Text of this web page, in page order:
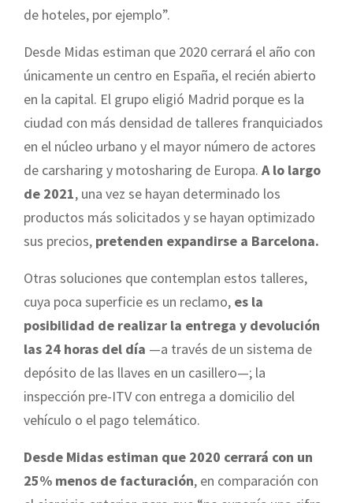
de hoteles, por ejemplo”.
Desde Midas estiman que 2020 cerrará el año con
únicamente un centro en España, el recién abierto
en la capital. El grupo eligió Madrid porque es la
ciudad con más densidad de talleres franquiciados
en el núcleo urbano y el mayor número de actores
de carsharing y motosharing de Europa. A lo largo
de 2021, una vez se hayan determinado los
productos más solicitados y se hayan optimizado
sus precios, pretenden expandirse a Barcelona.
Otras soluciones que contemplan estos talleres,
cuya poca superficie es un reclamo, es la
posibilidad de realizar la entrega y devolución
las 24 horas del día —a través de un sistema de
depósito de las llaves en un casillero—; la
inspección pre-ITV con entrega a domicilio del
vehículo o el pago telemático.
Desde Midas estiman que 2020 cerrará con un
25% menos de facturación, en comparación con